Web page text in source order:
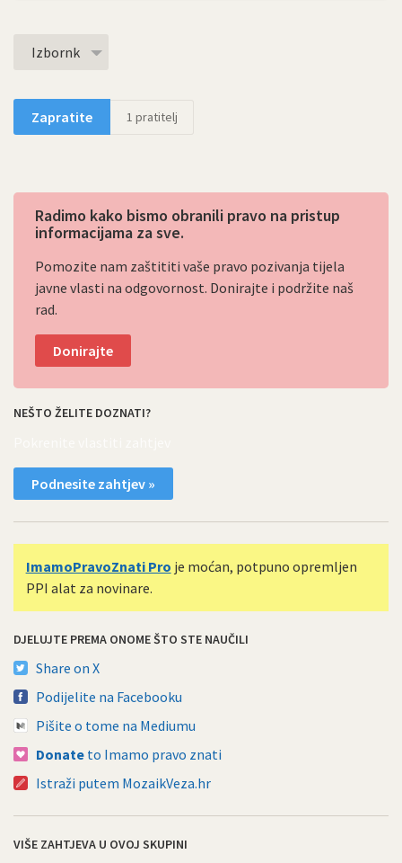
Izbornk
Zapratite 1 pratitelj
Radimo kako bismo obranili pravo na pristup
informacijama za sve.
Pomozite nam zaštititi vaše pravo pozivanja tijela
javne vlasti na odgovornost. Donirajte i podržite naš
rad.
Donirajte
NEŠTO ŽELITE DOZNATI?
Podnesite zahtjev »
ImamoPravoZnati Pro je moćan, potpuno opremljen
PPI alat za novinare.
DJELUJTE PREMA ONOME ŠTO STE NAUČILI
Share on X
Podijelite na Facebooku
Pišite o tome na Mediumu
Donate to Imamo pravo znati
Istraži putem MozaikVeza.hr
VIŠE ZAHTJEVA U OVOJ SKUPINI